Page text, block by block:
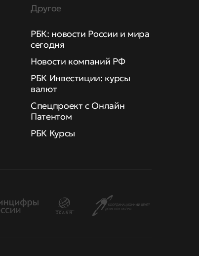
Другое
РБК: новости России и мира
сегодня
Новости компаний РФ
РБК Инвестиции: курсы
валют
Спецпроект с Онлайн
Патентом
РБК Курсы